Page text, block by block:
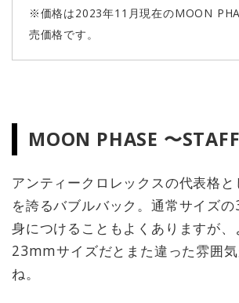
※価格は2023年11月現在のMOON
売価格です。
MOON PHASE 〜
アンティークロレックスの代表格
を誇るバブルバック。通常サイズ
身につけることもよくありますが、
23mmサイズだとまた違った雰囲
ね。